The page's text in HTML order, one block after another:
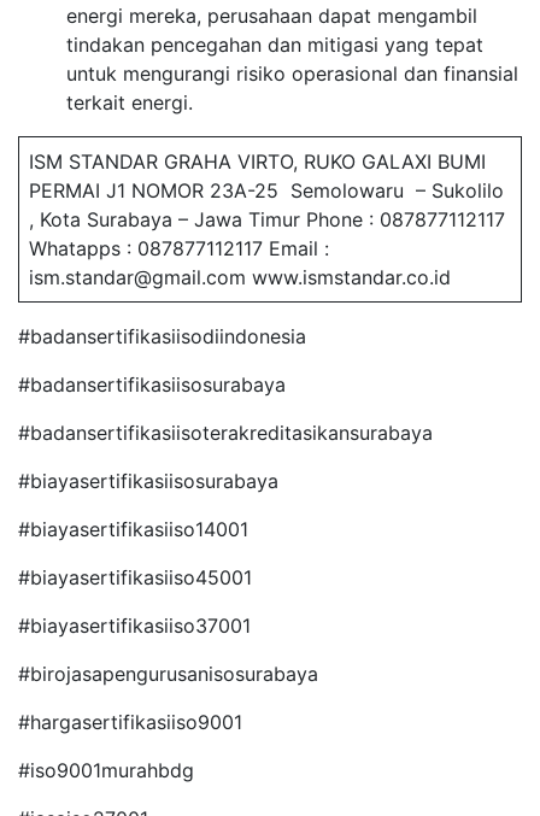
energi mereka, perusahaan dapat mengambil
tindakan pencegahan dan mitigasi yang tepat
untuk mengurangi risiko operasional dan finansial
terkait energi.
ISM STANDAR GRAHA VIRTO, RUKO GALAXI BUMI
PERMAI J1 NOMOR 23A-25 Semolowaru – Sukolilo
, Kota Surabaya – Jawa Timur Phone : 087877112117
Whatapps : 087877112117 Email :
ism.standar@gmail.com www.ismstandar.co.id
#badansertifikasiisodiindonesia
#badansertifikasiisosurabaya
#badansertifikasiisoterakreditasikansurabaya
#biayasertifikasiisosurabaya
#biayasertifikasiiso14001
#biayasertifikasiiso45001
#biayasertifikasiiso37001
#birojasapengurusanisosurabaya
#hargasertifikasiiso9001
#iso9001murahbdg